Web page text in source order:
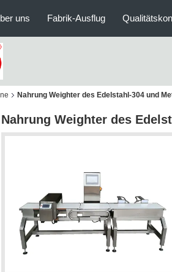
uns Fabrik-Ausflug
Nahrung Weighter des Edelstahl-304 und
Nahrung Weighter des